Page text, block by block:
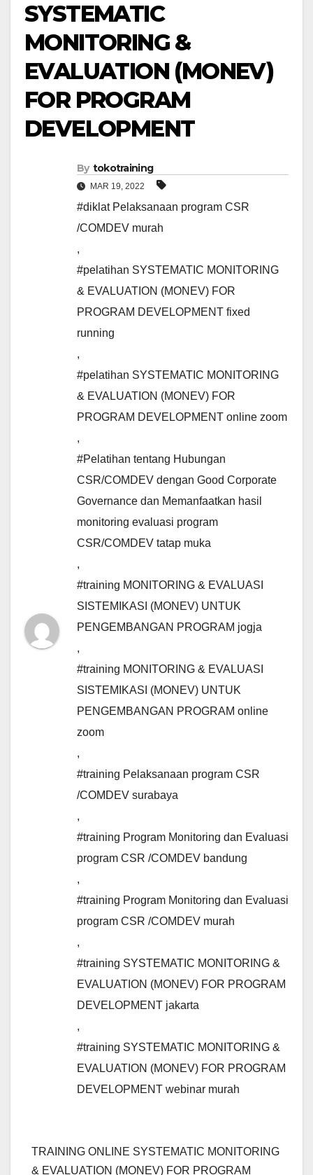
SYSTEMATIC
MONITORING &
EVALUATION (MONEV)
FOR PROGRAM
DEVELOPMENT
By tokotraining
MAR 19, 2022
#diklat Pelaksanaan program CSR
/COMDEV murah
,
#pelatihan SYSTEMATIC MONITORING
& EVALUATION (MONEV) FOR
PROGRAM DEVELOPMENT fixed
running
,
#pelatihan SYSTEMATIC MONITORING
& EVALUATION (MONEV) FOR
PROGRAM DEVELOPMENT online zoom
,
#Pelatihan tentang Hubungan
CSR/COMDEV dengan Good Corporate
Governance dan Memanfaatkan hasil
monitoring evaluasi program
CSR/COMDEV tatap muka
,
#training MONITORING & EVALUASI
SISTEMIKASI (MONEV) UNTUK
PENGEMBANGAN PROGRAM jogja
,
#training MONITORING & EVALUASI
SISTEMIKASI (MONEV) UNTUK
PENGEMBANGAN PROGRAM online
zoom
,
#training Pelaksanaan program CSR
/COMDEV surabaya
,
#training Program Monitoring dan Evaluasi
program CSR /COMDEV bandung
,
#training Program Monitoring dan Evaluasi
program CSR /COMDEV murah
,
#training SYSTEMATIC MONITORING &
EVALUATION (MONEV) FOR PROGRAM
DEVELOPMENT jakarta
,
#training SYSTEMATIC MONITORING &
EVALUATION (MONEV) FOR PROGRAM
DEVELOPMENT webinar murah
TRAINING ONLINE SYSTEMATIC MONITORING
& EVALUATION (MONEV) FOR PROGRAM